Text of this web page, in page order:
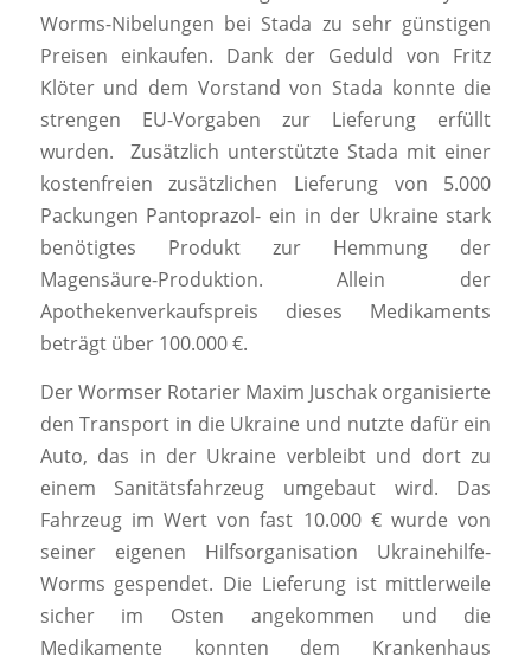
Worms-Nibelungen bei Stada zu sehr günstigen
Preisen einkaufen. Dank der Geduld von Fritz
Klöter und dem Vorstand von Stada konnte die
strengen EU-Vorgaben zur Lieferung erfüllt
wurden. Zusätzlich unterstützte Stada mit einer
kostenfreien zusätzlichen Lieferung von 5.000
Packungen Pantoprazol- ein in der Ukraine stark
benötigtes Produkt zur Hemmung der
Magensäure-Produktion. Allein der
Apothekenverkaufspreis dieses Medikaments
beträgt über 100.000 €.
Der Wormser Rotarier Maxim Juschak organisierte
den Transport in die Ukraine und nutzte dafür ein
Auto, das in der Ukraine verbleibt und dort zu
einem Sanitätsfahrzeug umgebaut wird. Das
Fahrzeug im Wert von fast 10.000 € wurde von
seiner eigenen Hilfsorganisation Ukrainehilfe-
Worms gespendet. Die Lieferung ist mittlerweile
sicher im Osten angekommen und die
Medikamente konnten dem Krankenhaus